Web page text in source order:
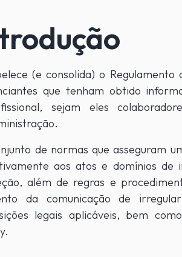
(e consolida) o Regulamento
que tenham obtido
sejam eles
de normas que asseguram
aos atos e domínios de
além de regras e
da comunicação de
legais aplicáveis, bem